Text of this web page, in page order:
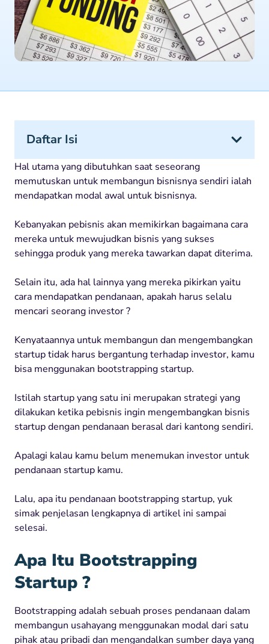
Hal utama yang dibutuhkan saat seseorang
memutuskan untuk membangun bisnisnya sendiri ialah
mendapatkan modal awal untuk bisnisnya.
Kebanyakan pebisnis akan memikirkan bagaimana cara
mereka untuk mewujudkan bisnis yang sukses
sehingga produk yang mereka tawarkan dapat diterima.
Selain itu, ada hal lainnya yang mereka pikirkan yaitu
cara mendapatkan pendanaan, apakah harus selalu
mencari seorang investor ?
Kenyataannya untuk membangun dan mengembangkan
startup tidak harus bergantung terhadap investor, kamu
bisa menggunakan bootstrapping startup.
Istilah startup yang satu ini merupakan strategi yang
dilakukan ketika pebisnis ingin mengembangkan bisnis
startup dengan pendanaan berasal dari kantong sendiri.
Apalagi kalau kamu belum menemukan investor untuk
pendanaan startup kamu.
Lalu, apa itu pendanaan bootstrapping startup, yuk
simak penjelasan lengkapnya di artikel ini sampai
selesai.
Apa Itu Bootstrapping
Startup ?
Bootstrapping adalah sebuah proses pendanaan dalam
membangun usahayang menggunakan modal dari satu
pihak atau pribadi dan mengandalkan sumber daya yang
Daftar Isi